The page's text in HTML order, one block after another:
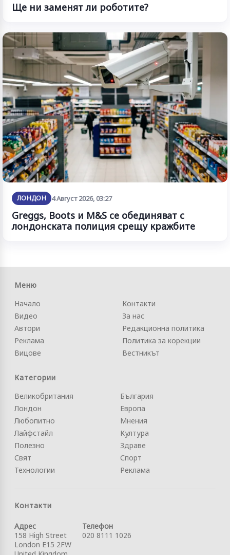
Ще ни заменят ли роботите?
ЛОНДОН 4 Август 2026, 03:27
Greggs, Boots и M&S се обединяват с
лондонската полиция срещу кражбите
Меню
Начало
Видео
Автори
Реклама
Вицове
Контакти
За нас
Редакционна политика
Политика за корекции
Вестникът
Категории
Великобритания
Лондон
Любопитно
Лайфстайл
Полезно
Свят
Технологии
България
Европа
Мнения
Култура
Здраве
Спорт
Реклама
Контакти
Адрес
158 High Street
London E15 2FW
Телефон
020 8111 1026